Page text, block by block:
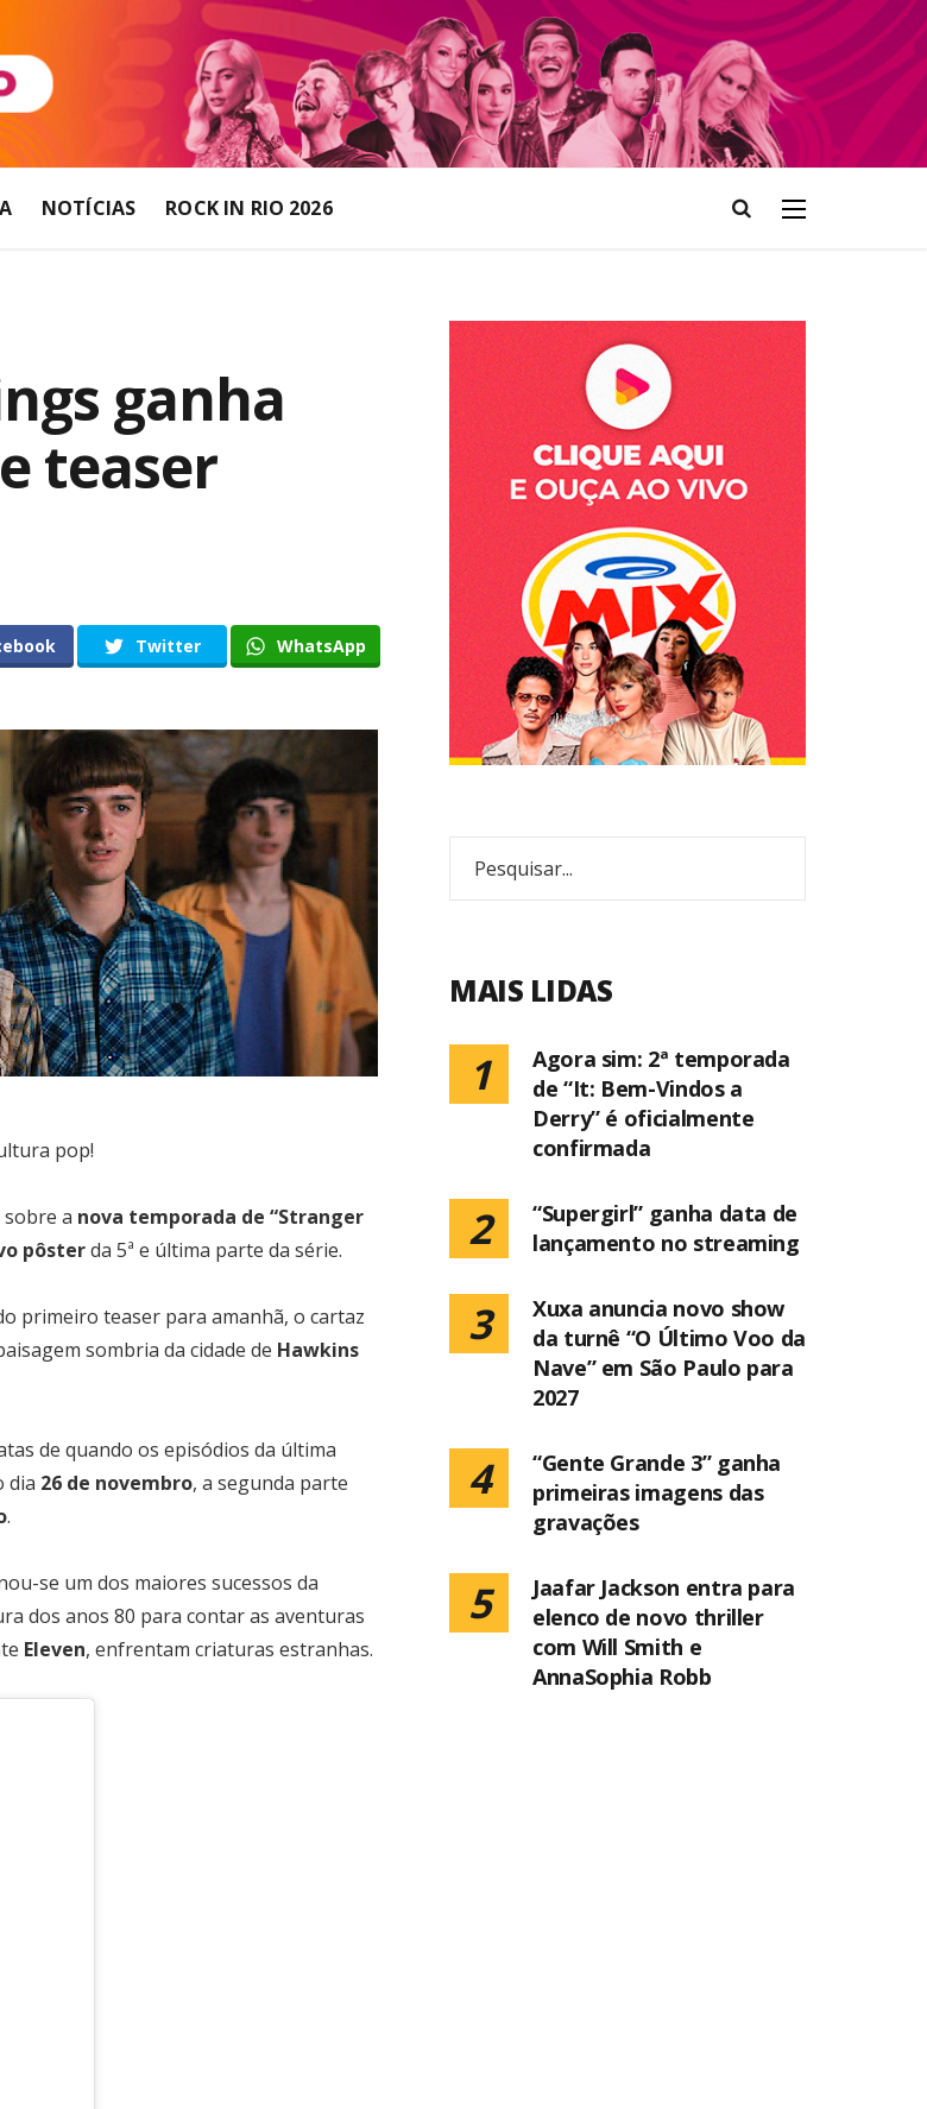
NOTÍCIAS ROCK IN RIO 2026
ganha
teaser
Twitter WhatsApp
pop!
a nova temporada de “Stranger
pôsterda 5ª e última parte da série.
primeiro teaser para amanhã, o cartaz
sombria da cidade de Hawkins
de quando os episódios da última
dia 26 de novembro, a segunda parte
.
se um dos maiores sucessos da
dos anos 80 para contar as aventuras
Eleven, enfrentam criaturas estranhas.
MAIS LIDAS
1
Agora sim: 2ª temporada
de “It: Bem-Vindos a
Derry” é oficialmente
confirmada
2
“Supergirl” ganha data de
lançamento no streaming
3
Xuxa anuncia novo show
da turnê “O Último Voo da
Nave” em São Paulo para
2027
4
“Gente Grande 3” ganha
primeiras imagens das
gravações
5
Jaafar Jackson entra para
elenco de novo thriller
com Will Smith e
AnnaSophia Robb